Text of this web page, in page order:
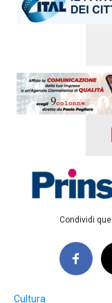
Condividi
Cultura